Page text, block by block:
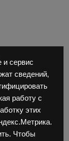
и сервис
сведений,
работу с
этих
Чтобы